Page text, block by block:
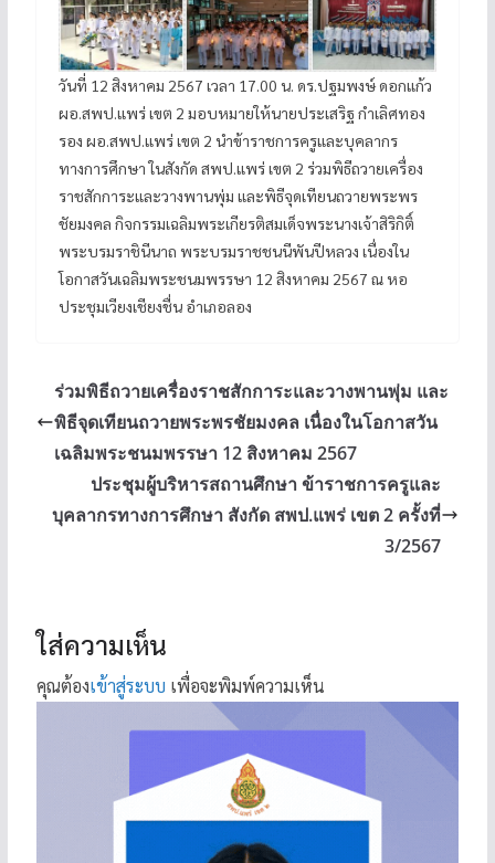
วันที่ 12 สิงหาคม 2567 เวลา 17.00 น. ดร.ปฐมพงษ์ ดอกแก้ว
ผอ.สพป.แพร่ เขต 2 มอบหมายให้นายประเสริฐ กำเลิศทอง
รอง ผอ.สพป.แพร่ เขต 2 นำข้าราชการครูและบุคลากร
ทางการศึกษา ในสังกัด สพป.แพร่ เขต 2 ร่วมพิธีถวายเครื่อง
ราชสักการะและวางพานพุ่ม และพิธีจุดเทียนถวายพระพร
ชัยมงคล กิจกรรมเฉลิมพระเกียรติสมเด็จพระนางเจ้าสิริกิติ์
พระบรมราชินีนาถ พระบรมราชชนนีพันปีหลวง เนื่องใน
โอกาสวันเฉลิมพระชนมพรรษา 12 สิงหาคม 2567 ณ หอ
ประชุมเวียงเชียงชื่น อำเภอลอง
ร่วมพิธีถวายเครื่องราชสักการะและวางพานพุ่ม และ
พิธีจุดเทียนถวายพระพรชัยมงคล เนื่องในโอกาสวัน
เฉลิมพระชนมพรรษา 12 สิงหาคม 2567
ประชุมผู้บริหารสถานศึกษา ข้าราชการครูและ
บุคลากรทางการศึกษา สังกัด สพป.แพร่ เขต 2 ครั้งที่
3/2567
ใส่ความเห็น
คุณต้องเข้าสู่ระบบ เพื่อจะพิมพ์ความเห็น